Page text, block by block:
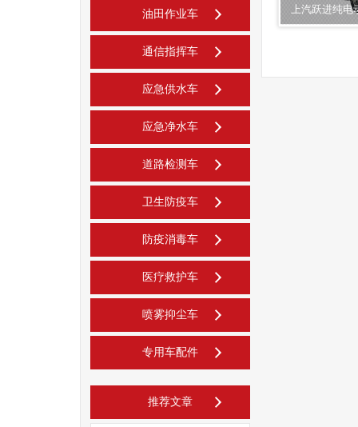
油田作业车
通信指挥车
应急供水车
应急净水车
道路检测车
卫生防疫车
防疫消毒车
医疗救护车
喷雾抑尘车
专用车配件
推荐文章
上汽跃进纯电